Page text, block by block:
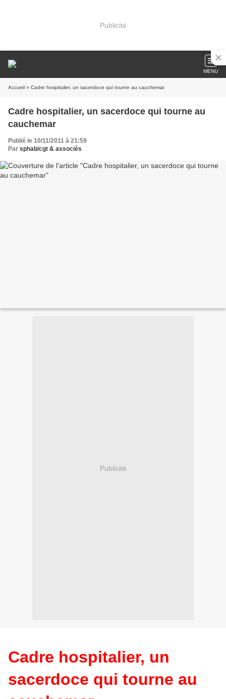
Publicité
MENU
Accueil » Cadre hospitalier, un sacerdoce qui tourne au cauchemar
Cadre hospitalier, un sacerdoce qui tourne au
cauchemar
Publié le 10/11/2011 à 21:59
Par sphab/cgt & associés
Publicité
Cadre hospitalier, un
sacerdoce qui tourne au